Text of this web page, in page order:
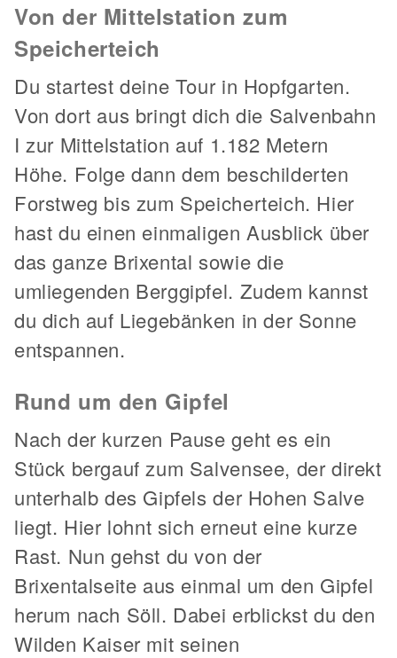
Von der Mittelstation zum
Speicherteich
Du startest deine Tour in Hopfgarten.
Von dort aus bringt dich die Salvenbahn
I zur Mittelstation auf 1.182 Metern
Höhe. Folge dann dem beschilderten
Forstweg bis zum Speicherteich. Hier
hast du einen einmaligen Ausblick über
das ganze Brixental sowie die
umliegenden Berggipfel. Zudem kannst
du dich auf Liegebänken in der Sonne
entspannen.
Rund um den Gipfel
Nach der kurzen Pause geht es ein
Stück bergauf zum Salvensee, der direkt
unterhalb des Gipfels der Hohen Salve
liegt. Hier lohnt sich erneut eine kurze
Rast. Nun gehst du von der
Brixentalseite aus einmal um den Gipfel
herum nach Söll. Dabei erblickst du den
Wilden Kaiser mit seinen